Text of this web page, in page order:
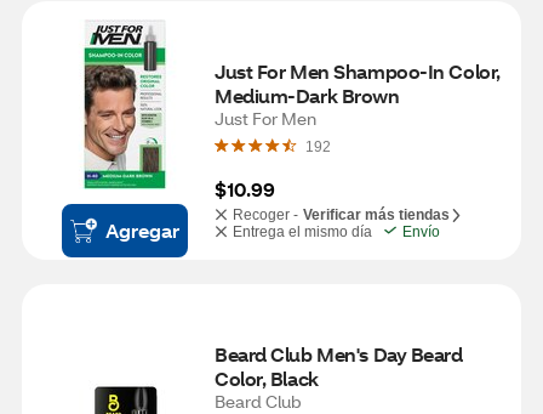
Agregar
Just For Men Shampoo-In Color,
Medium-Dark Brown
Just For Men
192
$10.99
Recoger - Verificar más tiendas
Entrega el mismo día
Envío
Beard Club Men's Day Beard
Color, Black
Beard Club